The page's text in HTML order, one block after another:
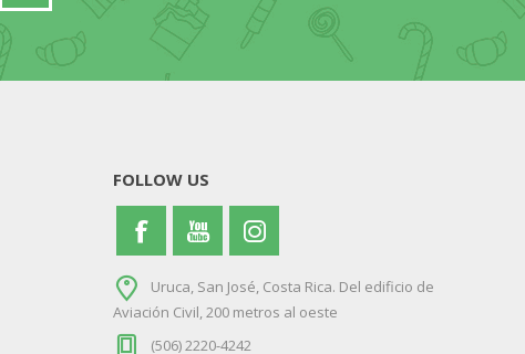
FOLLOW US
Uruca, San José, Costa Rica. Del edificio de
Aviación Civil, 200 metros al oeste
(506) 2220-4242